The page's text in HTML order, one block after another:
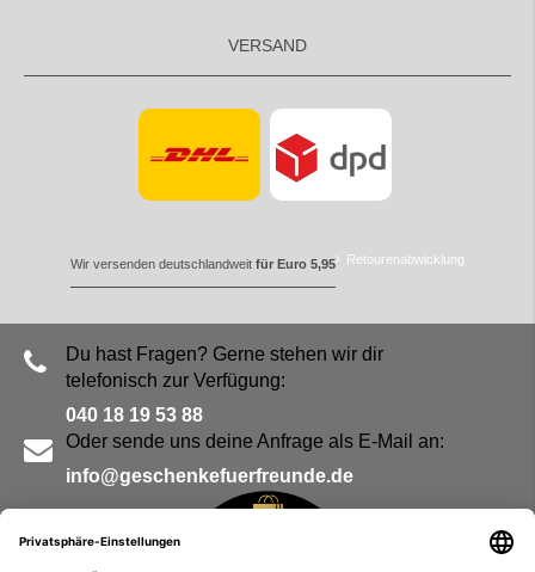
VERSAND
Wir versenden deutschlandweit für Euro 5,95 Retourenabwicklung
Du hast Fragen? Gerne stehen wir dir
telefonisch zur Verfügung:
040 18 19 53 88
Oder sende uns deine Anfrage als E-Mail an:
info@geschenkefuerfreunde.de